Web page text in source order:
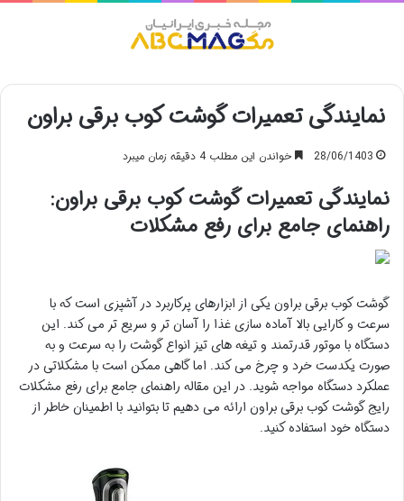
نمایندگی تعمیرات گوشت کوب برقی براون
28/06/1403 خواندن این مطلب 4 دقیقه زمان میبرد
نمایندگی تعمیرات گوشت کوب برقی براون:
راهنمای جامع برای رفع مشکلات
گوشت کوب برقی براون یکی از ابزارهای پرکاربرد در آشپزی است که با
سرعت و کارایی بالا آماده سازی غذا را آسان تر و سریع تر می کند. این
دستگاه با موتور قدرتمند و تیغه های تیز انواع گوشت را به سرعت و به
صورت یکدست خرد و چرخ می کند. اما گاهی ممکن است با مشکلاتی در
عملکرد دستگاه مواجه شوید. در این مقاله راهنمای جامع برای رفع مشکلات
رایج گوشت کوب برقی براون ارائه می دهیم تا بتوانید با اطمینان خاطر از
دستگاه خود استفاده کنید.